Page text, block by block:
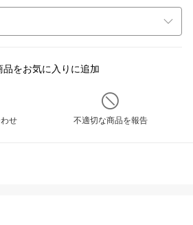
品をお気に入りに追加
せ 不適切な商品を報告